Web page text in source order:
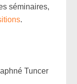
séminaires,
.
Tuncer